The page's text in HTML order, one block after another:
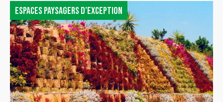
Espaces paysagers d’exception